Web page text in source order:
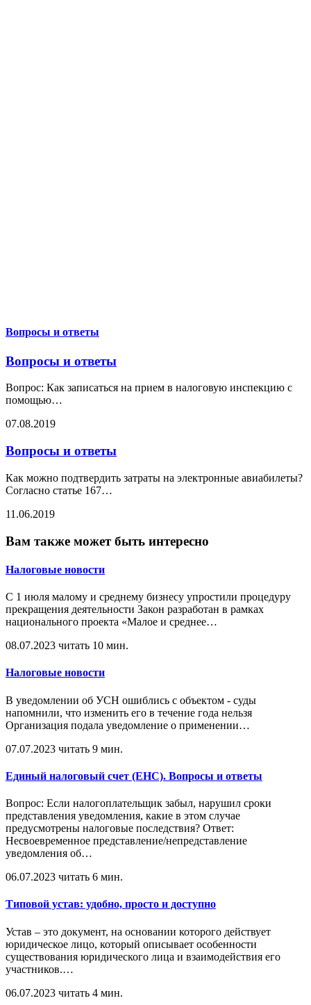
Вопросы и ответы
Вопросы и ответы
Вопрос: Как записаться на прием в налоговую инспекцию с
помощью…
07.08.2019
Вопросы и ответы
Как можно подтвердить затраты на электронные авиабилеты?
Согласно статье 167…
11.06.2019
Вам также может быть интересно
Налоговые новости
С 1 июля малому и среднему бизнесу упростили процедуру
прекращения деятельности Закон разработан в рамках
национального проекта «Малое и среднее…
08.07.2023 читать 10 мин.
Налоговые новости
В уведомлении об УСН ошиблись с объектом - суды
напомнили, что изменить его в течение года нельзя
Организация подала уведомление о применении…
07.07.2023 читать 9 мин.
Единый налоговый счет (ЕНС). Вопросы и ответы
Вопрос: Если налогоплательщик забыл, нарушил сроки
представления уведомления, какие в этом случае
предусмотрены налоговые последствия? Ответ:
Несвоевременное представление/непредставление
уведомления об…
06.07.2023 читать 6 мин.
Типовой устав: удобно, просто и доступно
Устав – это документ, на основании которого действует
юридическое лицо, который описывает особенности
существования юридического лица и взаимодействия его
участников.…
06.07.2023 читать 4 мин.